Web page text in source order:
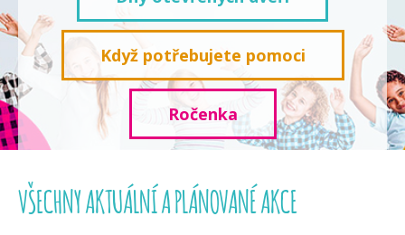
Když potřebujete pomoci
Ročenka
VŠECHNY AKTUÁLNÍ A PLÁNOVANÉ AKCE